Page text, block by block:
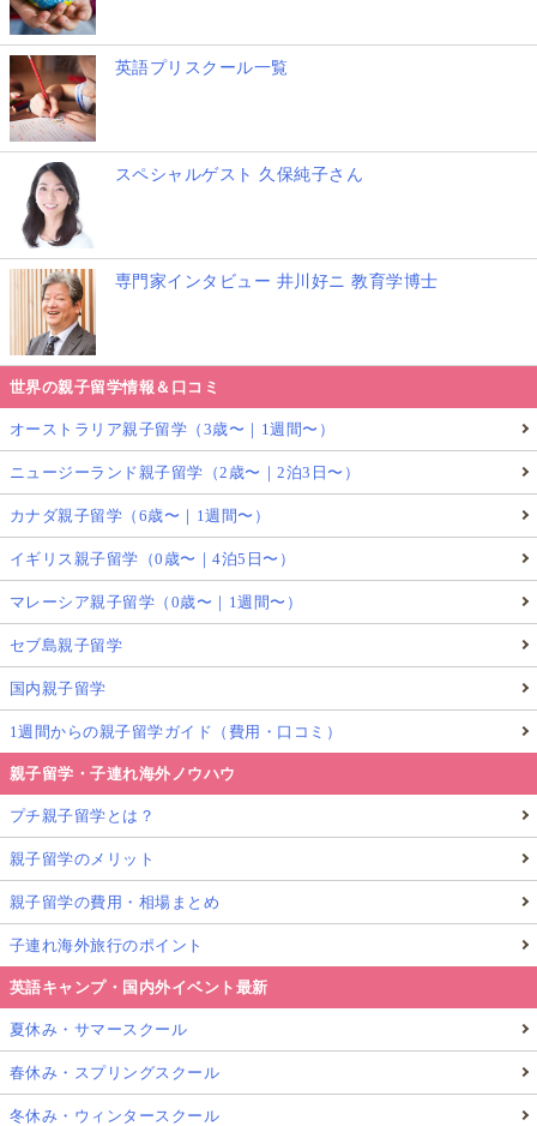
英語プリスクール一覧
スペシャルゲスト 久保純子さん
専門家インタビュー 井川好ニ 教育学博士
世界の親子留学情報＆口コミ
オーストラリア親子留学（3歳〜｜1週間〜）
ニュージーランド親子留学（2歳〜｜2泊3日〜）
カナダ親子留学（6歳〜｜1週間〜）
イギリス親子留学（0歳〜｜4泊5日〜）
マレーシア親子留学（0歳〜｜1週間〜）
セブ島親子留学
国内親子留学
1週間からの親子留学ガイド（費用・口コミ）
親子留学・子連れ海外ノウハウ
プチ親子留学とは？
親子留学のメリット
親子留学の費用・相場まとめ
子連れ海外旅行のポイント
英語キャンプ・国内外イベント最新
夏休み・サマースクール
春休み・スプリングスクール
冬休み・ウィンタースクール